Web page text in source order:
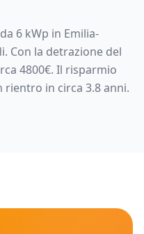
6 kWp in Emilia-
Con la detrazione del
4800€. Il risparmio
rientro in circa 3.8anni.